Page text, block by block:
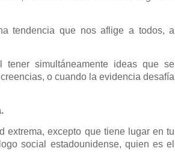
tendencia que nos aflige a todos, a
simultáneamente ideas que se
o cuando la evidencia desafía
extrema, excepto que tiene lugar en tu
social estadounidense, quien es el